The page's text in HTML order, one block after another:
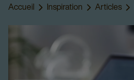
Accueil Inspiration Articles